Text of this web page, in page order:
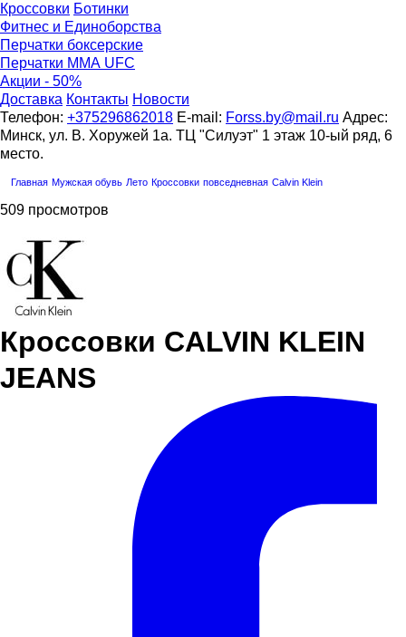
Кроссовки Ботинки
Фитнес и Единоборства
Перчатки боксерские
Перчатки ММА UFC
Акции - 50%
Доставка Контакты Новости
Телефон: +375296862018 E-mail: Forss.by@mail.ru Адрес:
Минск, ул. В. Хоружей 1а. ТЦ "Силуэт" 1 этаж 10-ый ряд, 6
место.
Главная Мужская обувь Лето Кроссовки повседневная Calvin Klein
509 просмотров
Кроссовки CALVIN KLEIN
JEANS